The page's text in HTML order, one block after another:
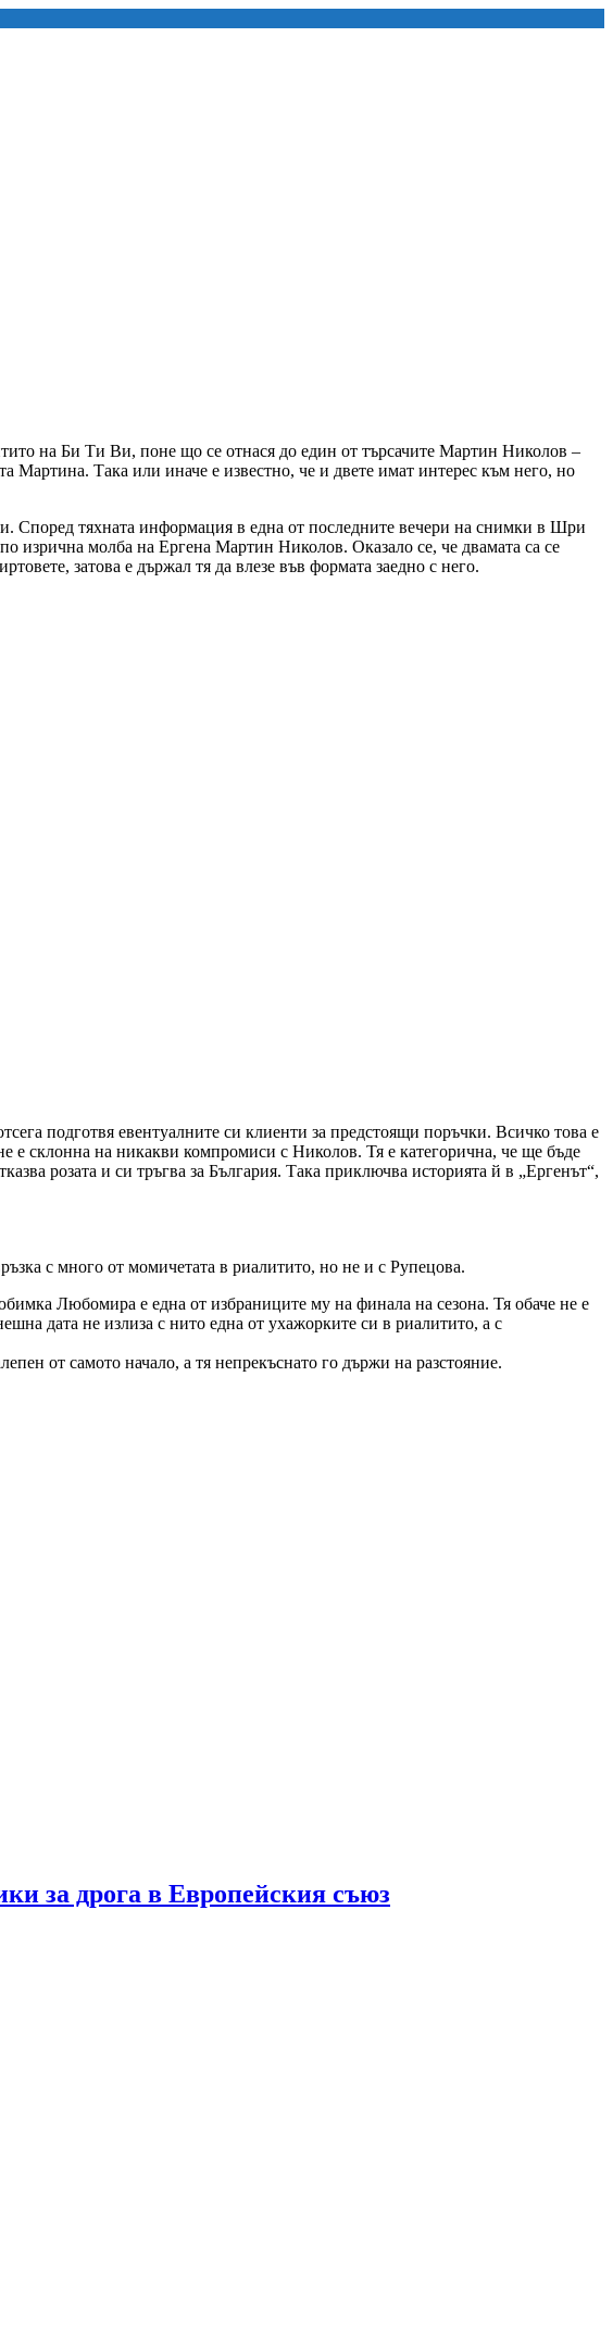
на Би Ти Ви, поне що се отнася до един от търсачите Мартин Николов –
Така или иначе е известно, че и двете имат интерес към него, но
Според тяхната информация в една от последните вечери на снимки в Шри
изрична молба на Ергена Мартин Николов. Оказало се, че двамата са се
затова е държал тя да влезе във формата заедно с него.
подготвя евентуалните си клиенти за предстоящи поръчки. Всичко това е
е склонна на никакви компромиси с Николов. Тя е категорична, че ще бъде
розата и си тръгва за България. Така приключва историята й в „Ергенът“,
с много от момичетата в риалитито, но не и с Рупецова.
Любомира е една от избраниците му на финала на сезона. Тя обаче не е
дата не излиза с нито една от ухажорките си в риалитито, а с
от самото начало, а тя непрекъснато го държи на разстояние.
за дрога в Европейския съюз